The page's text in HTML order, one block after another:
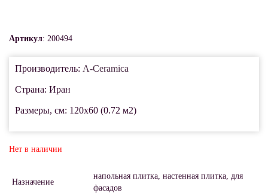
Артикул: 200494
Производитель: A-Ceramica
Страна: Иран
Размеры, см: 120x60 (0.72 м2)
Нет в наличии
Назначение
напольная плитка, настенная плитка, для
фасадов